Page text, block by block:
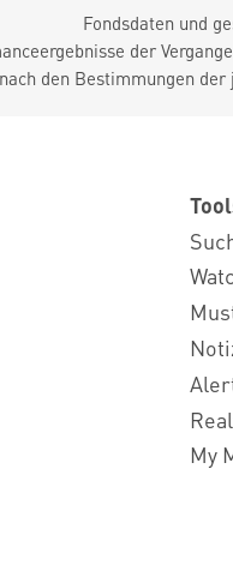
Fondsdaten und
der
den Bestimmungen
My